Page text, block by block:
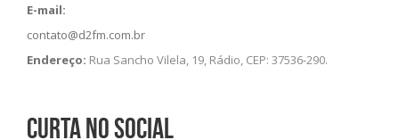
E-mail:
contato@d2fm.com.br
Endereço: Rua Sancho Vilela, 19, Rádio, CEP: 37536-290.
Curta no social